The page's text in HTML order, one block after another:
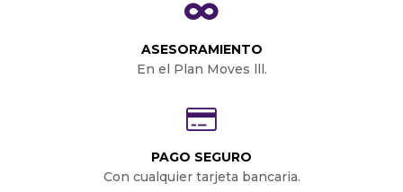
ASESORAMIENTO
En el Plan Moves lll.
PAGO SEGURO
Con cualquier tarjeta bancaria.